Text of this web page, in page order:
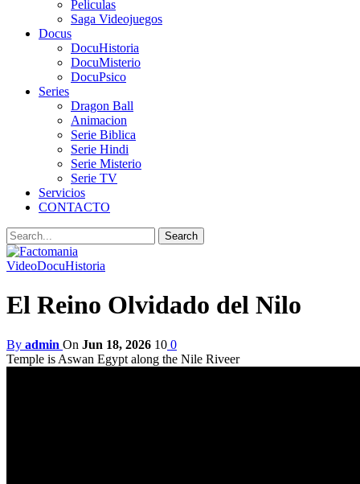
Peliculas
Saga Videojuegos
Docus
DocuHistoria
DocuMisterio
DocuPsico
Series
Dragon Ball
Animacion
Serie Biblica
Serie Hindi
Serie Misterio
Serie TV
Servicios
CONTACTO
VideoDocuHistoria
El Reino Olvidado del Nilo
By admin On Jun 18, 2026 10 0
Temple is Aswan Egypt along the Nile Riveer